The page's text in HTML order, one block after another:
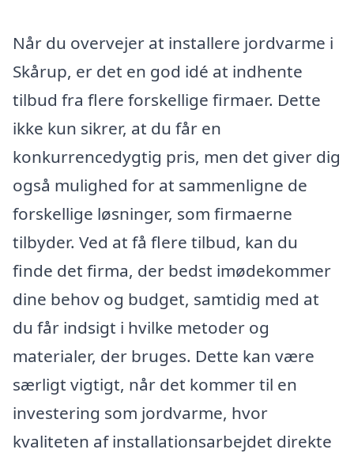
Når du overvejer at installere jordvarme i
Skårup, er det en god idé at indhente
tilbud fra flere forskellige firmaer. Dette
ikke kun sikrer, at du får en
konkurrencedygtig pris, men det giver dig
også mulighed for at sammenligne de
forskellige løsninger, som firmaerne
tilbyder. Ved at få flere tilbud, kan du
finde det firma, der bedst imødekommer
dine behov og budget, samtidig med at
du får indsigt i hvilke metoder og
materialer, der bruges. Dette kan være
særligt vigtigt, når det kommer til en
investering som jordvarme, hvor
kvaliteten af installationsarbejdet direkte